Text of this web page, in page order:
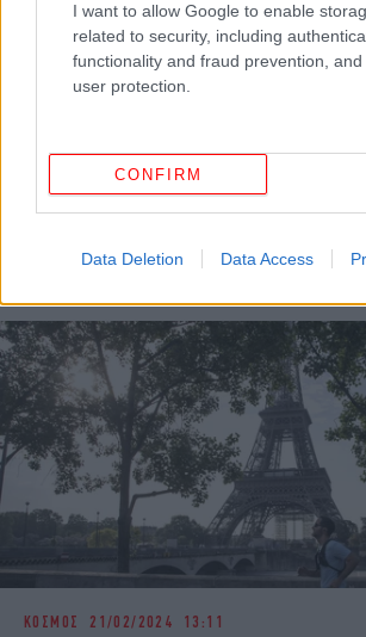
I want to allow Google to enable
related to security, including
functionality and fraud prevention,
user protection.
CONFIRM
Data Deletion Data Access
ΚΟΣΜΟΣ 22/02/2024 12:43
Γαλλία: Κλειστός για τέταρτη
Άιφελ λόγω απεργίας προσωπικού
ΚΟΣΜΟΣ 21/02/2024 13:11